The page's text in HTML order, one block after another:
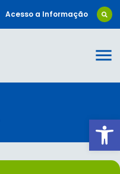
Acesso a Informação